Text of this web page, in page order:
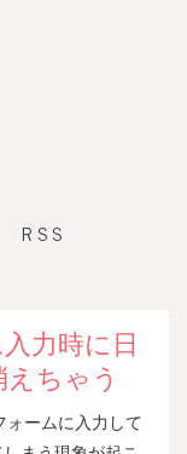
RSS
力時に日
ちゃう
ームに入力して